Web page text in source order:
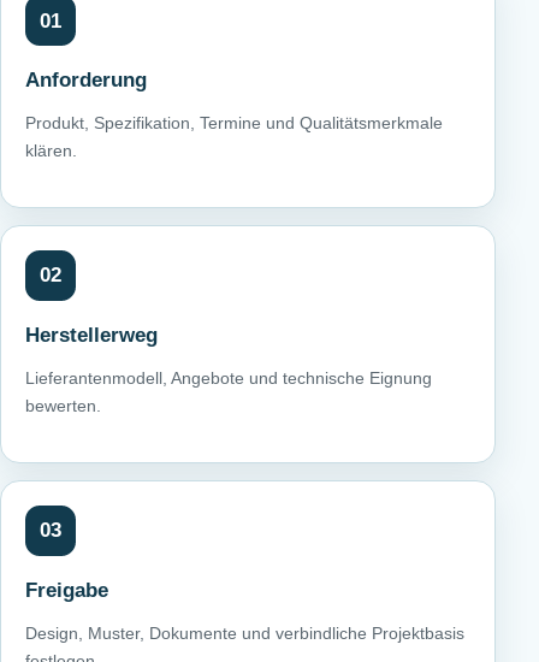
01
Anforderung
Produkt, Spezifikation, Termine und Qualitätsmerkmale
klären.
02
Herstellerweg
Lieferantenmodell, Angebote und technische Eignung
bewerten.
03
Freigabe
Design, Muster, Dokumente und verbindliche Projektbasis